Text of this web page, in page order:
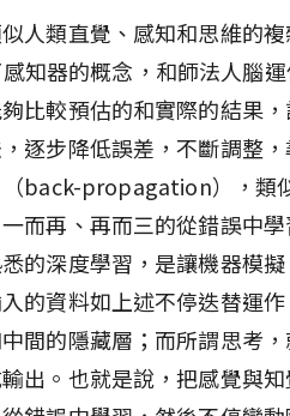
人類直覺、感知和思維的複
知器的概念，和師法人腦
比較預估的和實際的結果
逐步降低誤差，不斷調整
back-propagation），類
而再、再而三的從錯誤中
的深度學習，是讓機器模
的資料如上述不停迭替運
間的隱藏層；而所謂思考
出。也就是說，把感覺與